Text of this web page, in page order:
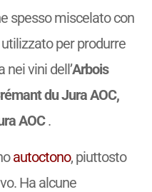
spesso miscelato con
per produrre
vini dell’Arbois
du Jura AOC,
AOC.
autoctono, piuttosto
Ha alcune